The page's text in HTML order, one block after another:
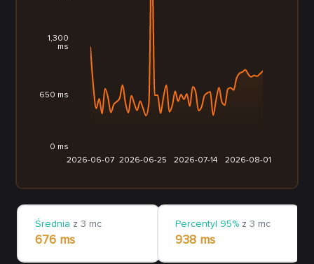
2026-06-07 2026-06-25 2026-07-14 2026-08-01
0 ms
650 ms
1,300
ms
Średnia z 3 mc
676 ms
Percentyl 95% z 3 mc
938 ms